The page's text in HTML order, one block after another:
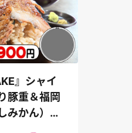
』シャイ
豚重＆福岡
みかん）』